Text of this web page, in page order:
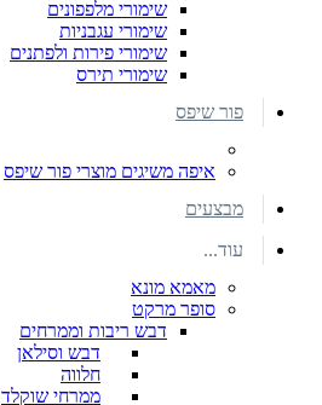
שימורי מלפפונים
שימורי עגבניות
שימורי פירות ולפתנים
שימורי תירס
פור שיפס
איפה משיגים מוצרי פור שיפס
מבצעים
עוד...
מאמא מונא
סופר מרקט
דבש ריבות וממרחים
דבש וסילאן
חלווה
ממרחי שוקלד